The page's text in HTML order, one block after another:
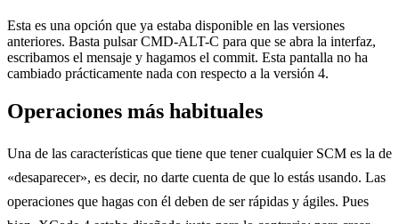
Esta es una opción que ya estaba disponible en las versiones
anteriores. Basta pulsar CMD-ALT-C para que se abra la interfaz,
escribamos el mensaje y hagamos el commit. Esta pantalla no ha
cambiado prácticamente nada con respecto a la versión 4.
Operaciones más habituales
Una de las características que tiene que tener cualquier SCM es la de
«desaparecer», es decir, no darte cuenta de que lo estás usando. Las
operaciones que hagas con él deben de ser rápidas y ágiles. Pues